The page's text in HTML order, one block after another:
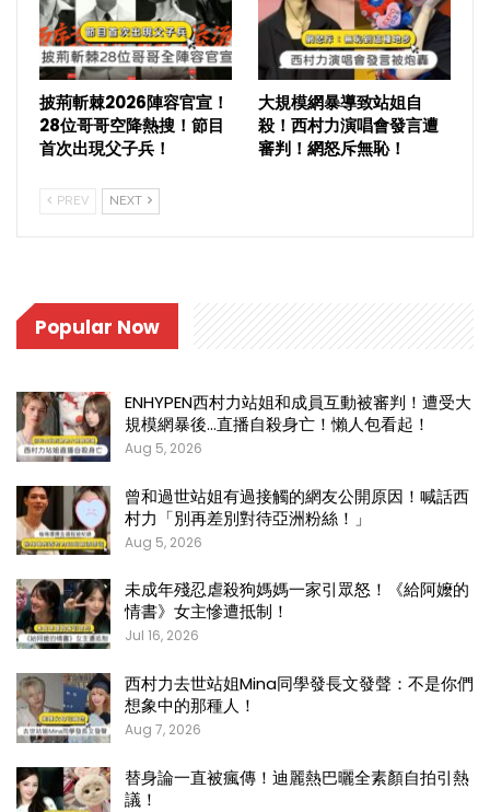
披荊斬棘2026陣容官宣！
28位哥哥空降熱搜！節目
首次出現父子兵！
大規模網暴導致站姐自
殺！西村力演唱會發言遭
審判！網怒斥無恥！
PREV NEXT
Popular Now
ENHYPEN西村力站姐和成員互動被審判！遭受大
規模網暴後…直播自殺身亡！懶人包看起！
Aug 5, 2026
曾和過世站姐有過接觸的網友公開原因！喊話西
村力「別再差別對待亞洲粉絲！」
Aug 5, 2026
未成年殘忍虐殺狗媽媽一家引眾怒！《給阿嬤的
情書》女主慘遭抵制！
Jul 16, 2026
西村力去世站姐Mina同學發長文發聲：不是你們
想象中的那種人！
Aug 7, 2026
替身論一直被瘋傳！迪麗熱巴曬全素顏自拍引熱
議！